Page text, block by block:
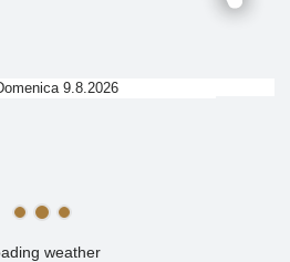
weather
9.8.2026